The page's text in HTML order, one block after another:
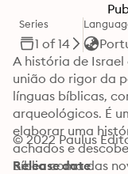
Series
1 of 14
A história de
união do rigor da
línguas bíblicas,
arqueológicos. É
elaborar uma
achados e
Bíblia como das
© 2022 Paulus
Release date